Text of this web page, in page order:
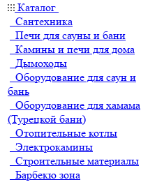
Каталог
Сантехника
Печи для сауны и бани
Камины и печи для дома
Дымоходы
Оборудование для саун и
бань
Оборудование для хамама
(Турецкой бани)
Отопительные котлы
Электрокамины
Строительные материалы
Барбекю зона